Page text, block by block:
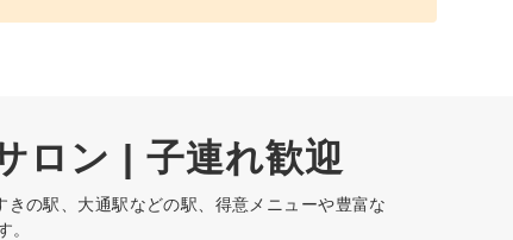
ロン | 子連れ歓迎
の駅、大通駅などの駅、得意メニューや豊富な
。